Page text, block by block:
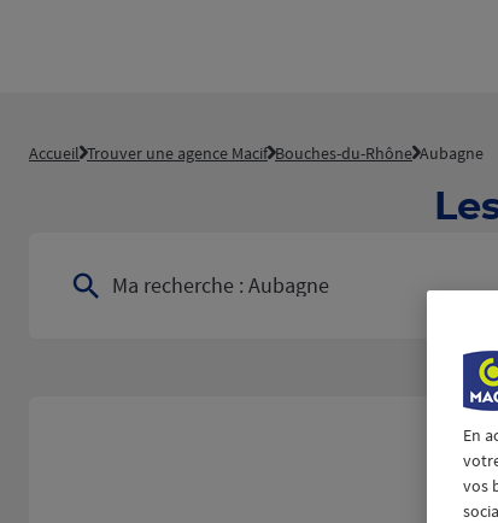
Accueil Trouver une agence Macif Bouches-du-Rhône Aubagne
Ma recherche : Aubagne
En
vos